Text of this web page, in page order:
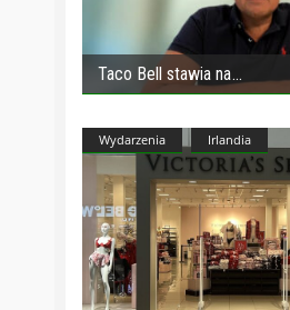
Taco Bell stawia na
Wydarzenia Irlandia